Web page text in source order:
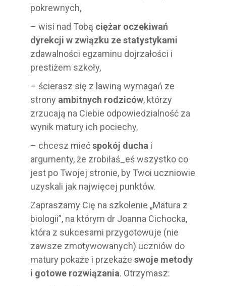
pokrewnych,
– wisi nad Tobą ciężar oczekiwań
dyrekcji w związku ze statystykami
zdawalności egzaminu dojrzałości i
prestiżem szkoły,
– ścierasz się z lawiną wymagań ze
strony ambitnych rodziców, którzy
zrzucają na Ciebie odpowiedzialność za
wynik matury ich pociechy,
– chcesz miećspokój ducha i
argumenty, że zrobiłaś_eś wszystko co
jest po Twojej stronie, by Twoi uczniowie
uzyskali jak najwięcej punktów.
Zapraszamy Cię na szkolenie „Matura z
biologii”, na którym dr Joanna Cichocka,
która z sukcesami przygotowuje (nie
zawsze zmotywowanych) uczniów do
matury pokaże i przekaże swoje metody
i gotowe rozwiązania. Otrzymasz: